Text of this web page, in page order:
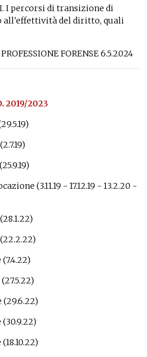
I percorsi di transizione di
all'effettività del diritto, quali
FORENSE 6.5.2024
2019/2023
)
(3.11.19 - 17.12.19 - 13.2.20 -
)
)
)
)
)
)
)